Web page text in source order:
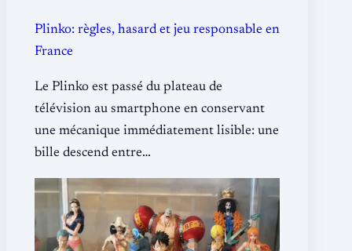
Plinko: règles, hasard et jeu responsable en
France
Le Plinko est passé du plateau de
télévision au smartphone en conservant
une mécanique immédiatement lisible: une
bille descend entre…